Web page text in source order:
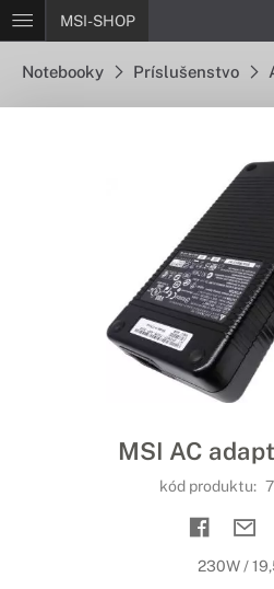
MSI-SHOP
Notebooky Príslušenstvo
MSI AC
kód produktu:
230W /